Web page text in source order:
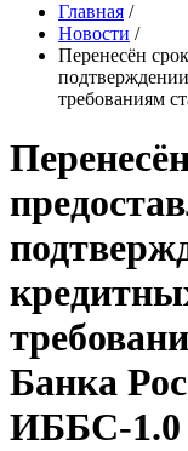
Главная /
Новости /
Перенесён
требованиям
Банка
ИББС-1.0